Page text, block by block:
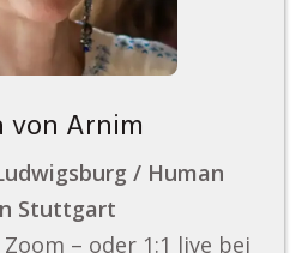
von Arnim
/ Human
Stuttgart
– oder 1:1 live bei